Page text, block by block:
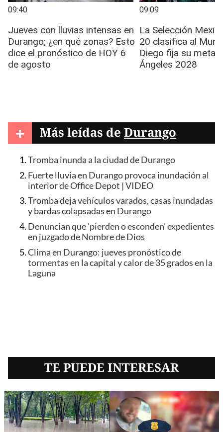
+ Más leídas de Durango
Tromba inunda a la ciudad de Durango
Fuerte lluvia en Durango provoca inundación al
interior de Office Depot | VIDEO
Tromba deja vehículos varados, casas inundadas
y bardas colapsadas en Durango
Denuncian que 'pierden o esconden' expedientes
en juzgado de Nombre de Dios
Clima en Durango: jueves pronóstico de
tormentas en la capital y calor de 35 grados en la
Laguna
TE PUEDE INTERESAR